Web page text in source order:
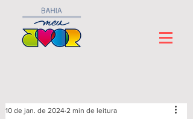
10 de jan. de 2024 2 min de leitura